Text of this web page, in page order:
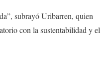
subrayó Uribarren, quien
con la sustentabilidad y el